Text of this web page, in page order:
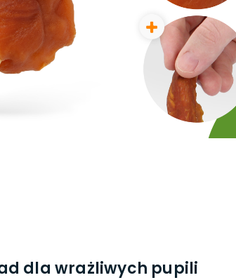
dla wrażliwych pupili